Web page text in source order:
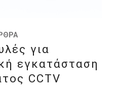
για
εγκατάσταση
CCTV